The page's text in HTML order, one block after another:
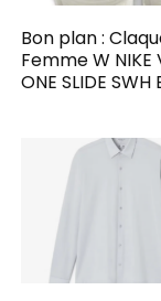
Bon plan :
Femme W NIKE
ONE SLIDE SWH